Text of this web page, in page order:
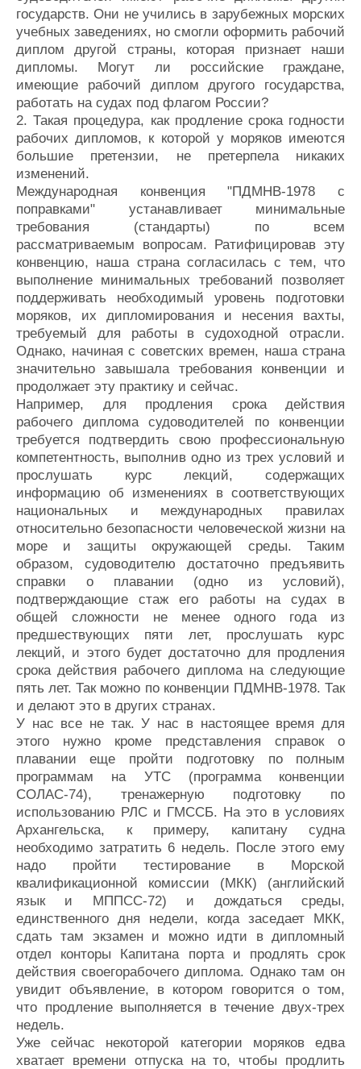
государств. Они не учились в зарубежных морских
учебных заведениях, но смогли оформить рабочий
диплом другой страны, которая признает наши
дипломы. Могут ли российские граждане,
имеющие рабочий диплом другого государства,
работать на судах под флагом России?
2. Такая процедура, как продление срока годности
рабочих дипломов, к которой у моряков имеются
большие претензии, не претерпела никаких
изменений.
Международная конвенция "ПДМНВ-1978 с
поправками" устанавливает минимальные
требования (стандарты) по всем
рассматриваемым вопросам. Ратифицировав эту
конвенцию, наша страна согласилась с тем, что
выполнение минимальных требований позволяет
поддерживать необходимый уровень подготовки
моряков, их дипломирования и несения вахты,
требуемый для работы в судоходной отрасли.
Однако, начиная с советских времен, наша страна
значительно завышала требования конвенции и
продолжает эту практику и сейчас.
Например, для продления срока действия
рабочего диплома судоводителей по конвенции
требуется подтвердить свою профессиональную
компетентность, выполнив одно из трех условий и
прослушать курс лекций, содержащих
информацию об изменениях в соответствующих
национальных и международных правилах
относительно безопасности человеческой жизни на
море и защиты окружающей среды. Таким
образом, судоводителю достаточно предъявить
справки о плавании (одно из условий),
подтверждающие стаж его работы на судах в
общей сложности не менее одного года из
предшествующих пяти лет, прослушать курс
лекций, и этого будет достаточно для продления
срока действия рабочего диплома на следующие
пять лет. Так можно по конвенции ПДМНВ-1978. Так
и делают это в других странах.
У нас все не так. У нас в настоящее время для
этого нужно кроме представления справок о
плавании еще пройти подготовку по полным
программам на УТС (программа конвенции
СОЛАС-74), тренажерную подготовку по
использованию РЛС и ГМССБ. На это в условиях
Архангельска, к примеру, капитану судна
необходимо затратить 6 недель. После этого ему
надо пройти тестирование в Морской
квалификационной комиссии (МКК) (английский
язык и МППСС-72) и дождаться среды,
единственного дня недели, когда заседает МКК,
сдать там экзамен и можно идти в дипломный
отдел конторы Капитана порта и продлять срок
действия своегорабочего диплома. Однако там он
увидит объявление, в котором говорится о том,
что продление выполняется в течение двух-трех
недель.
Уже сейчас некоторой категории моряков едва
хватает времени отпуска на то, чтобы продлить